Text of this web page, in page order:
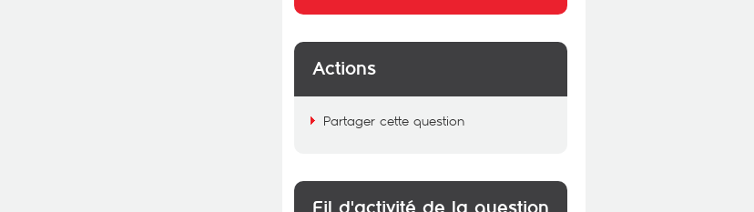
Actions
Partager cette question